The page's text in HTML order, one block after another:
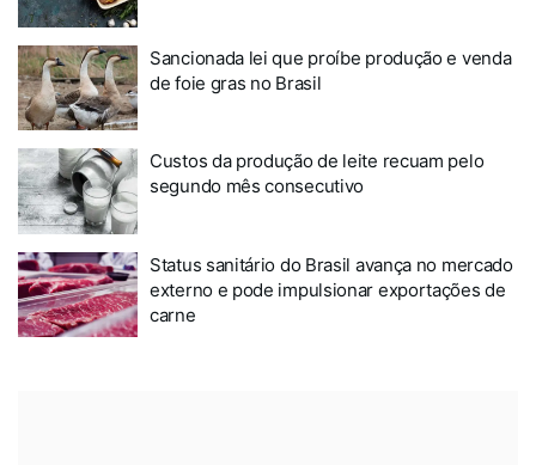
Sancionada lei que proíbe produção e venda
de foie gras no Brasil
Custos da produção de leite recuam pelo
segundo mês consecutivo
Status sanitário do Brasil avança no mercado
externo e pode impulsionar exportações de
carne